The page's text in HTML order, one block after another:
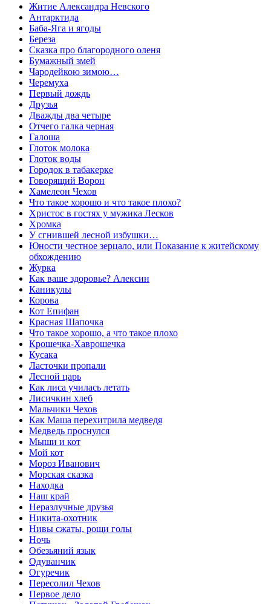
Житие Александра Невского
Антарктида
Баба-Яга и ягоды
Береза
Сказка про благородного оленя
Бумажный змей
Чародейкою зимою…
Черемуха
Первый дождь
Друзья
Дважды два четыре
Отчего галка черная
Галоша
Глоток молокa
Глоток воды
Городок в табакерке
Говорящий Ворон
Хамелеон Чехов
Что такое хорошо и что такое плохо?
Христос в гостях у мужика Лесков
Хромка
У сгнившей лесной избушки…
Юности честное зерцало, или Показание к житейскому
обхождению
Журка
Как ваше здоровье? Алексин
Каникулы
Корова
Кот Епифан
Красная Шапочка
Что такое хорошо, а что такое плохо
Крошечка-Хаврошечка
Кусака
Ласточки пропали
Лесной царь
Как лиса училась летать
Лисичкин хлеб
Мальчики Чехов
Как Маша перехитрила медведя
Медведь проснулся
Мыши и кот
Мой кот
Мороз Иванович
Морская сказка
Находка
Наш край
Неразлучные друзья
Никита-охотник
Нивы сжаты, рощи голы
Ночь
Обезьяний язык
Одуванчик
Огуречик
Пересолил Чехов
Первое дело